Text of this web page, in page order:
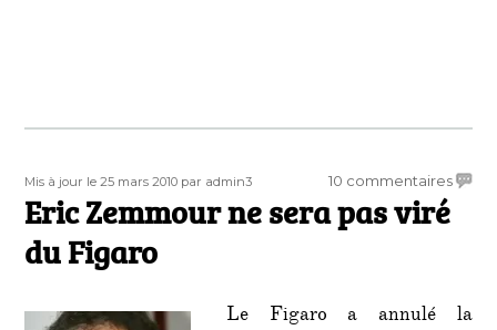
Publié
le
Mis à jour le 25 mars 2010 Auteur
par admin3 10 commentairessur
viré
Eric Zemmour ne sera pas viré
du Figaro
Le Figaro a annulé la